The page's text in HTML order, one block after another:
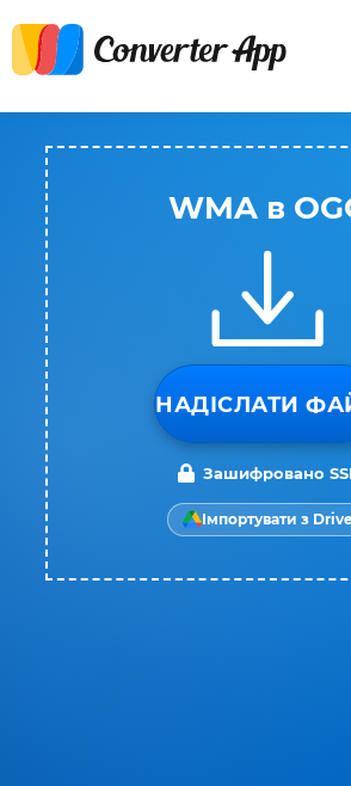
WMA в
НАДІСЛАТИ
Зашифровано
Імпортувати з